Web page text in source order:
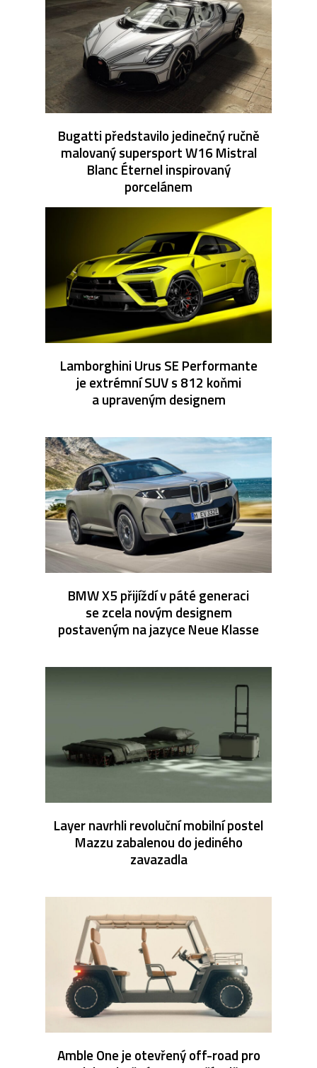
Bugatti představilo jedinečný ručně
malovaný supersport W16 Mistral
Blanc Éternel inspirovaný
porcelánem
Lamborghini Urus SE Performante
je extrémní SUV s 812 koňmi
a upraveným designem
BMW X5 přijíždí v páté generaci
se zcela novým designem
postaveným na jazyce Neue Klasse
Layer navrhli revoluční mobilní postel
Mazzu zabalenou do jediného
zavazadla
Amble One je otevřený off-road pro